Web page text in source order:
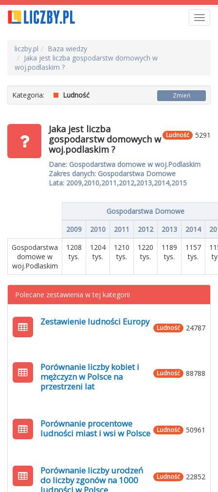
liczby.pl
Baza wiedzy
Jaka jest liczba gospodarstw domowych w
woj.podlaskim ?
Kategoria: Ludność Zmień
5291
Ludność
Jaka jest liczba
gospodarstw domowych w
woj.podlaskim ?
Dane: Gospodarstwa domowe w woj.Podlaskim
Zakres danych: Gospodarstwa Domowe
Lata: 2009,2010,2011,2012,2013,2014,2015
Gospodarstwa Domowe
2009
2010 2011 2012 2013 2014
Gospodarstwa
domowe w
woj.Podlaskim
1208
tys.
1204
tys.
1210
tys.
1220
tys.
1189
tys.
1157
tys.
Polecane zestawienia w tej kategorii
24787
Ludność
Zestawienie ludności Europy
88788
Ludność
Porównanie liczby kobiet i
mężczyzn w Polsce na
przestrzeni lat
50961
Ludność
Porównanie procentowe
ludności miast i wsi w Polsce
22852
Ludność
Porównanie liczby urodzeń
do liczby zgonów na 1000